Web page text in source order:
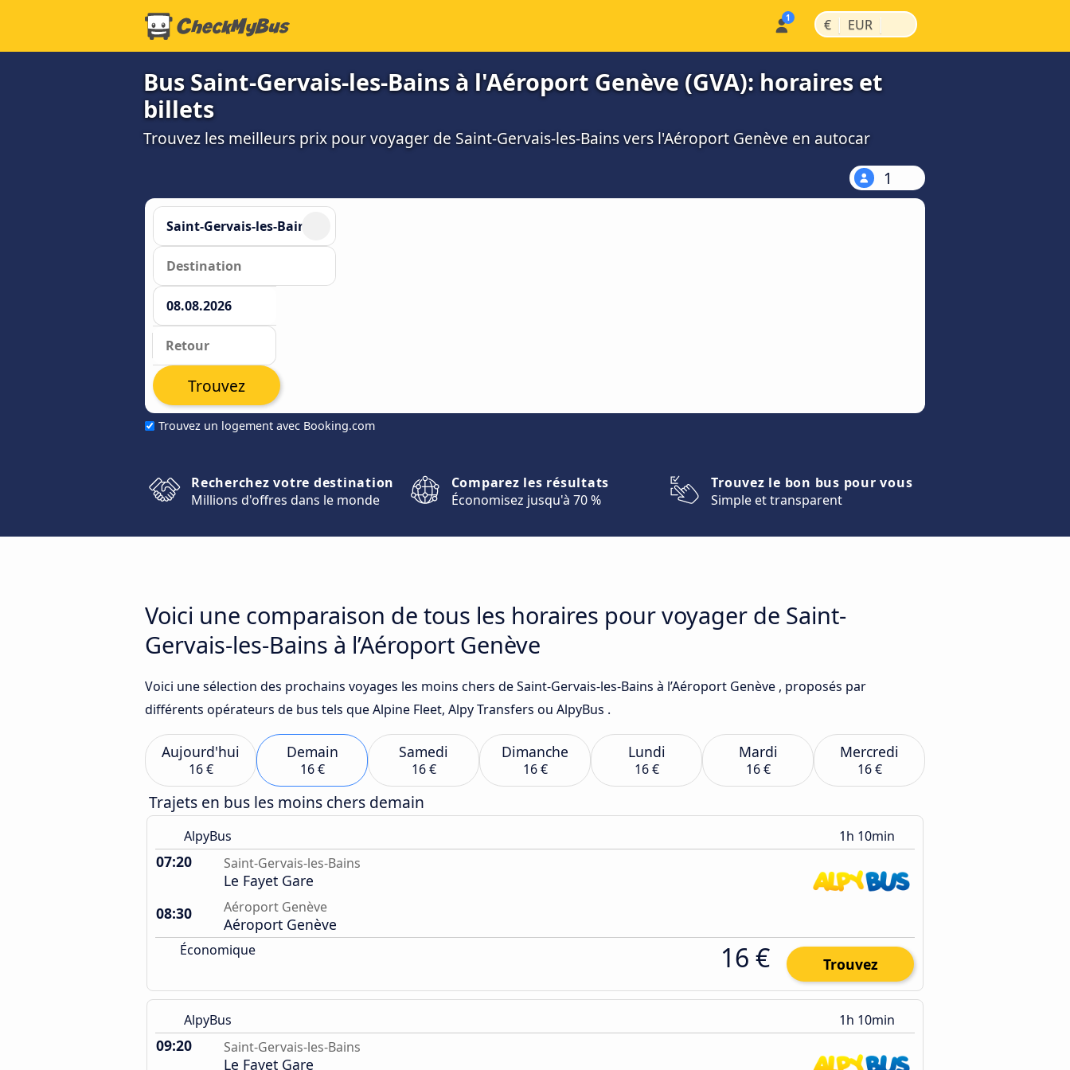
€ | EUR |
Bus Saint-Gervais-les-Bains à l'Aéroport Genève (GVA): horaires et
billets
Trouvez les meilleurs prix pour voyager de Saint-Gervais-les-Bains vers l'Aéroport Genève en autocar
1
Trouvez un logement avec Booking.com
Trouvez
Recherchez votre destination
Millions d'offres dans le monde
Comparez les résultats
Économisez jusqu'à 70 %
Trouvez le bon bus pour vous
Simple et transparent
Voici une comparaison de tous les horaires pour voyager de Saint-
Gervais-les-Bains à l’Aéroport Genève
Voici une sélection des prochains voyages les moins chers de Saint-Gervais-les-Bains à l’Aéroport Genève , proposés par
différents opérateurs de bus tels que Alpine Fleet, Alpy Transfers ou AlpyBus .
Aujourd'hui
16 €
Demain
16 €
Samedi
16 €
Dimanche
16 €
Lundi
16 €
Mardi
16 €
Mercredi
16 €
Trajets en bus les moins chers demain
AlpyBus 1h 10min
07:20 Saint-Gervais-les-Bains
Le Fayet Gare
08:30
Aéroport Genève
Aéroport Genève
Économique 16 € Trouvez
AlpyBus 1h 10min
09:20 Saint-Gervais-les-Bains
Le Fayet Gare